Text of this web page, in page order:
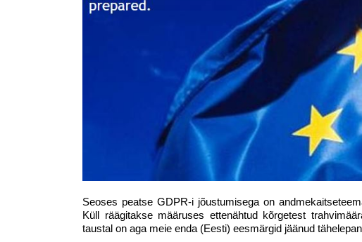
Seoses peatse GDPR-i jõustumisega on
Küll räägitakse määruses ettenähtud kõrgetest
taustal on aga meie enda (Eesti) eesmärgid jäänud